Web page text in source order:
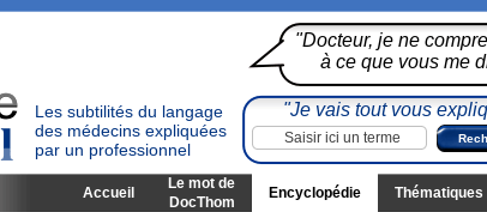
Les subtilités du langage
des médecins expliquées
par un professionnel
"Docteur, je ne
à ce que vous me
"Je vais tout vous
Accueil
Le mot de
DocThom
Encyclopédie Thématiques